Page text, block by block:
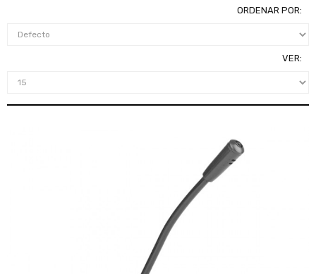
ORDENAR POR:
VER: